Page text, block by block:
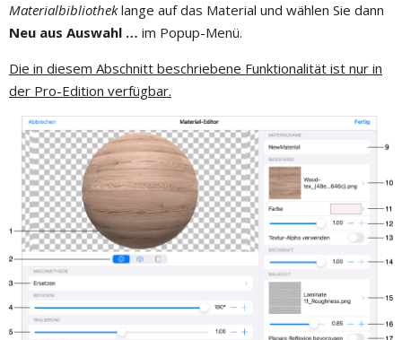
Materialbibliotheklange auf das Material und wählen Sie dann
Neu aus Auswahl … im Popup-Menü.
Die in diesem Abschnitt beschriebene Funktionalität ist nur in
der Pro-Edition verfügbar.